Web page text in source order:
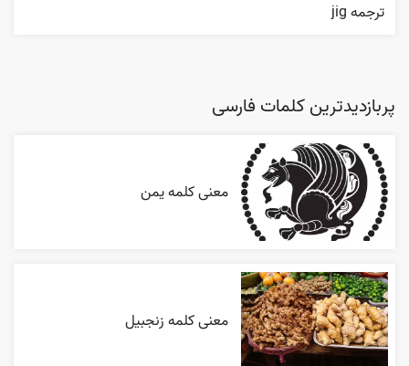
ترجمه jig
پربازدیدترین کلمات فارسی
معنی کلمه یمن
معنی کلمه زنجبیل